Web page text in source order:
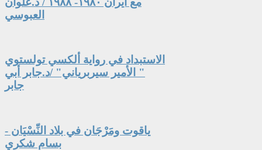
العبوسي
الاستبداد في رواية ألكسي تولستوي
" الأمير سيربرياني" /د.جابر أبي
جابر
ياقوت ومَرْجَان في بلاد النِّسْيَان -
بسام شكري